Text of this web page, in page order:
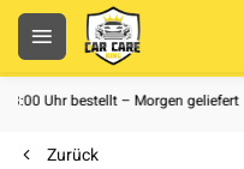
Uhr bestellt – Morgen geliefert
Zurück